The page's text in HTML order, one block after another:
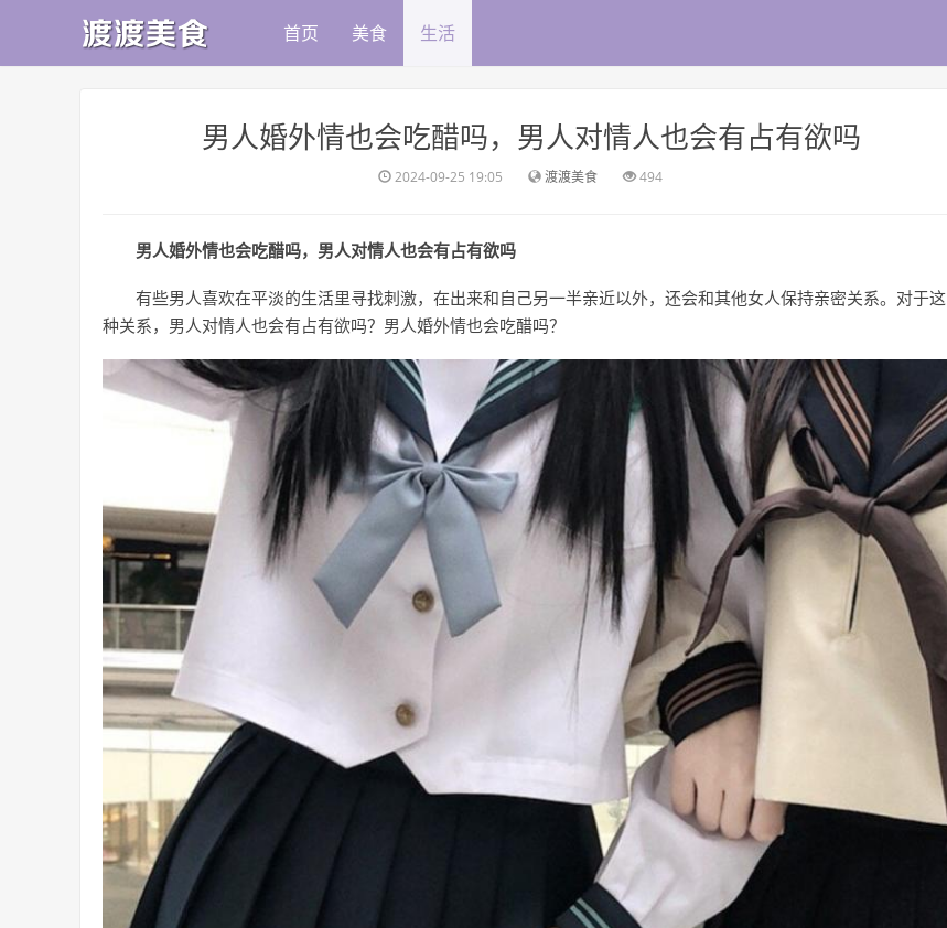
首页 美食 生活
​男人婚外情也会吃醋吗，男人对情人也会有占有欲吗
2024-09-25 19:05 渡渡美食 494
男人婚外情也会吃醋吗，男人对情人也会有占有欲吗
有些男人喜欢在平淡的生活里寻找刺激，在出来和自己另一半亲近以外，还会和其他女人保持亲密关系。对于这
种关系，男人对情人也会有占有欲吗？男人婚外情也会吃醋吗？